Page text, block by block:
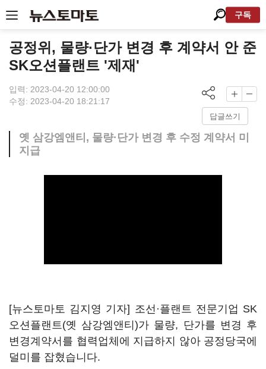
구독
공정위, 물량·단가 변경 후 계약서 안 준
SK오션플랜트 '제재'
입력: 2023-04-20 12:00:00
수정: 2023-04-20 18:21:17
답글쓰기
옛 삼강엠앤티, 물량·단가 변경 후 수정 계약서 미
지급
[뉴스토마토 김지영 기자] 조선·플랜트 전문기업 SK
오션플랜트(옛 삼강엠앤티)가 물량, 단가를 변경 후
변경계약서를 협력업체에 지급하지 않아 공정당국에
덜미를 잡혔습니다.